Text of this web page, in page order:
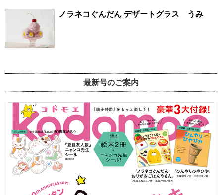
ノラネコぐんだん デザートグラス うみ
最新号のご案内